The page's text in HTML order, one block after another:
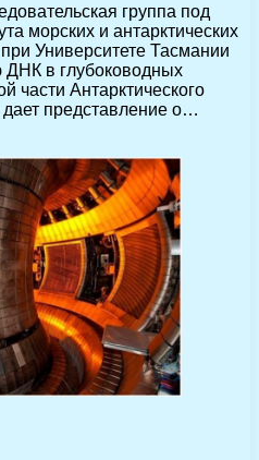
группа под
морских и антарктических
Университете Тасмании
в глубоководных
части Антарктического
представление о…